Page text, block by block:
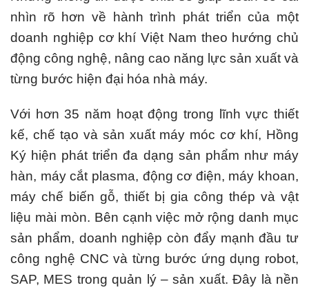
nhìn rõ hơn về hành trình phát triển của một
doanh nghiệp cơ khí Việt Nam theo hướng chủ
động công nghệ, nâng cao năng lực sản xuất và
từng bước hiện đại hóa nhà máy.
Với hơn 35 năm hoạt động trong lĩnh vực thiết
kế, chế tạo và sản xuất máy móc cơ khí, Hồng
Ký hiện phát triển đa dạng sản phẩm như máy
hàn, máy cắt plasma, động cơ điện, máy khoan,
máy chế biến gỗ, thiết bị gia công thép và vật
liệu mài mòn. Bên cạnh việc mở rộng danh mục
sản phẩm, doanh nghiệp còn đẩy mạnh đầu tư
công nghệ CNC và từng bước ứng dụng robot,
SAP, MES trong quản lý – sản xuất. Đây là nền